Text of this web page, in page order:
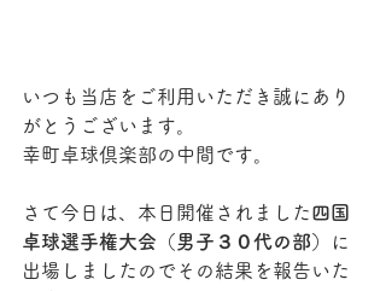
いつも当店をご利用いただき誠にあり
がとうございます。
幸町卓球倶楽部の中間です。
さて今日は、本日開催されました四国
卓球選手権大会（男子３０代の部）
に
出場しましたのでその結果を報告いた